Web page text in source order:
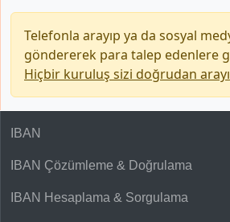
Telefonla arayıp ya da sosyal
göndererek para talep edenlere
Hiçbir kuruluş sizi doğrudan
IBAN
IBAN Çözümleme & Doğrulama
IBAN Hesaplama & Sorgulama